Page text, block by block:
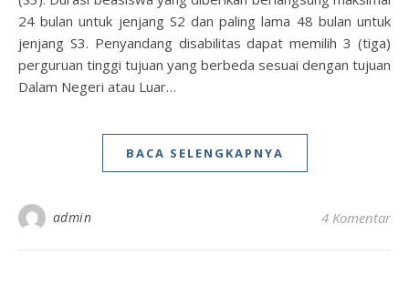
24 bulan untuk jenjang S2 dan paling lama 48 bulan untuk
jenjang S3. Penyandang disabilitas dapat memilih 3 (tiga)
perguruan tinggi tujuan yang berbeda sesuai dengan tujuan
Dalam Negeri atau Luar…
BACA SELENGKAPNYA
admin 4 Komentar